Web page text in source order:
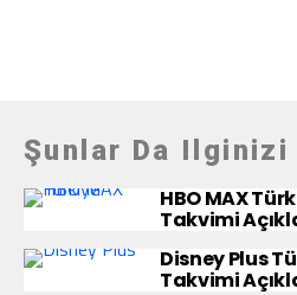
Şunlar Da
HBO MAX
Takvimi
Disney Plus
Takvimi